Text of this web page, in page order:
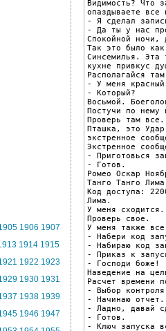
1906 1907
1914 1915
1922 1923
1930 1931
1938 1939
1946 1947
Видимость? Что
опаздываете все
- Я сделал
- Да ты у нас
Спокойной ночи,
Так это было
Синсемилья. Эта
кухне привкус
Располагайся
- У меня
- Который?
Восьмой.
Постучи по нему
Проверь там все.
Пташка, это
экстренное
Экстренное
- Приготовься
- Готов.
Ромео Оскар
Танго Танго
Код доступа:
Лима.
У меня сходится.
Проверь свое.
У меня также
- Набери код
- Набираю код
- Приказ к
- Господи боже!
Наведение на
Расчет времени
- Выбор
- Начинаю
- Ладно, давай
- Готов.
- Ключ запуска